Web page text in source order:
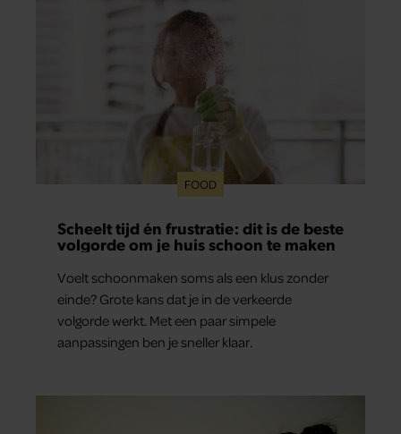
FOOD
Scheelt tijd én frustratie: dit is de beste
volgorde om je huis schoon te maken
Voelt schoonmaken soms als een klus zonder
einde? Grote kans dat je in de verkeerde
volgorde werkt. Met een paar simpele
aanpassingen ben je sneller klaar.